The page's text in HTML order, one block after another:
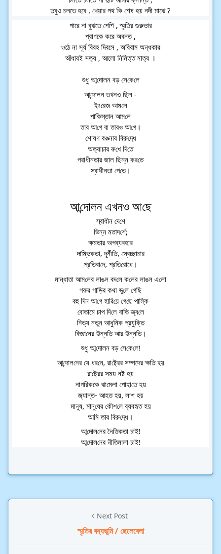
তবুও চলতে হবে , খেয়ার পথ কি শেষ হয় নদী মাঝে ?
পারে না বুঝতে পেশি , স্মৃতির গুরুভার
প্রাণকে করে অবনত ,
ওঠে না সূর্য বিরহ দিবসে , অবিরাম অন্ধকার
আঁধারই সত্য , আলো নিমিত্ত মাত্র ।
শুধু আ‌ন্দোলন বড় সে‌কে‌লে
আ‌ন্দোলন তখনও ছিল -
ইং‌রেজ আম‌লে
পা‌কিস্তান আম‌লে
তার আ‌গে বা তারও আ‌গে।
শোষণ বঞ্চনার বিরু‌দ্ধে
অত্যাচার রু‌খে দি‌তে
পরাধীনতার জাল ছিন্ন কর‌তে
স্বাধীনতা পে‌তে।
আ‌ন্দোলন এখনও আ‌ছে
স্বাধীন দে‌শে
‌ভিন্ন মতাদ‌র্শে;
ক্ষমতার অপব্যবহার
‌দা‌ম্ভিকতা, দূর্নী‌তি, স্বেচ্ছাচার
প্র‌তিবা‌দে, প্র‌তি‌রোধে।
মান্ধাতা আম‌লের লাঙল বদ‌লে ক‌লের লাঙল এ‌লো
গরুর গা‌ড়ির কথা ভু‌লে গে‌ছি
বহু দিন আ‌গে হা‌রি‌য়ে গে‌ছে পা‌ল্কি
‌বোতামে চাপ দি‌লে বা‌তি জ্ব‌লে
‌নিত্য নতুন আধু‌নিক প্রযু‌ক্তি
‌বিজ্ঞা‌নের উন্ন‌তি আর উন্ন‌তি।
শুধু আ‌ন্দোলন বড় সে‌কে‌লে!
আ‌ন্দোল‌নের যে ধর‌নে, রা‌ষ্ট্রের সম্পদের ক্ষ‌তি হয়
রা‌ষ্ট্রের সময় নষ্ট হয়
নাগ‌রি‌ককে ঝা‌মেলা পোহা‌তে হয়
জ্যান্ত- আহত হয়, লাশ হয়
মানুষ, মানু‌ষের কৌশ‌লে ব্যবহৃত হয়
আ‌মি তার বিরু‌দ্ধে।
আ‌ন্দোল‌নের নৈ‌তিকতা চাই!
আ‌ন্দোল‌নের নী‌তিমালা চাই!
Next Post
স্মৃতির বধ্যভূমি / ছেলেবেলা